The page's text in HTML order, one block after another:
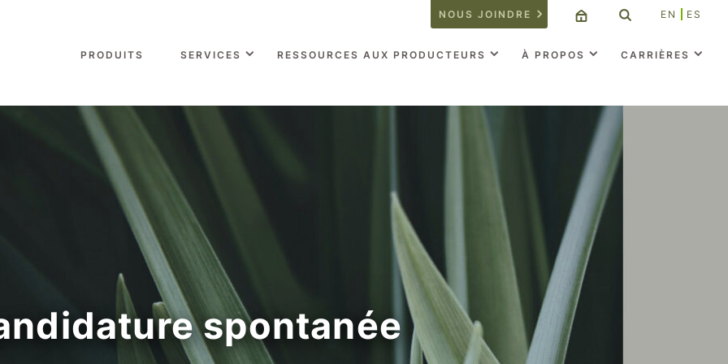
NOUS JOINDRE EN ES
PRODUITS SERVICES RESSOURCES AUX PRODUCTEURS À PROPOS CARRIÈRES
spontanée